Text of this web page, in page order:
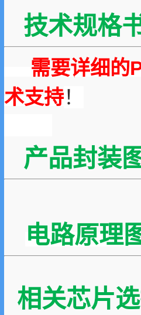
技术规格
需要详细的
术支持！
产品封装
电路原理
相关芯片